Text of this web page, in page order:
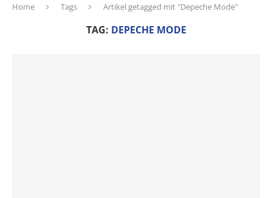
Home Tags Artikel getagged mit "Depeche Mode"
TAG: DEPECHE MODE